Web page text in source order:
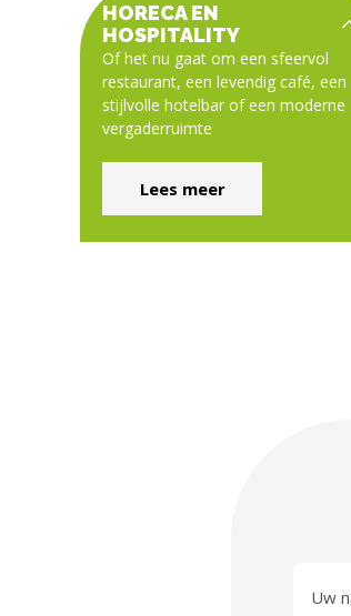
HORECA EN
HOSPITALITY
Of het nu gaat om een sfeervol
restaurant, een levendig café, een
stijlvolle hotelbar of een moderne
vergaderruimte
Lees meer